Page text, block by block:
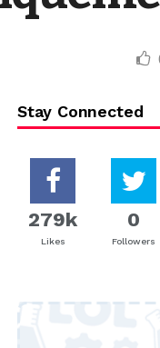
Stay Connected
279k
Likes
0
Followers